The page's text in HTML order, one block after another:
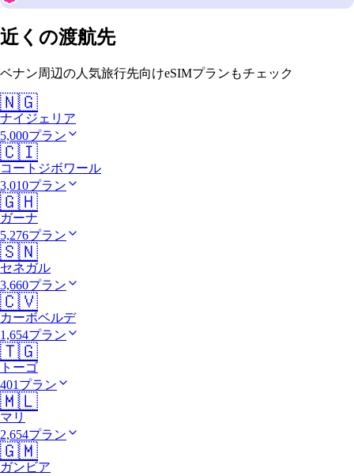
近くの渡航先
ベナン周辺の人気旅行先向けeSIMプランもチェック
🇳🇬
ナイジェリア
5,000プラン
🇨🇮
コートジボワール
3,010プラン
🇬🇭
ガーナ
5,276プラン
🇸🇳
セネガル
3,660プラン
🇨🇻
カーボベルデ
1,654プラン
🇹🇬
トーゴ
401プラン
🇲🇱
マリ
2,654プラン
🇬🇲
ガンビア